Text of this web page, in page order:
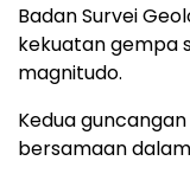
Badan Survei
kekuatan gempa
magnitudo.
Kedua
bersamaan